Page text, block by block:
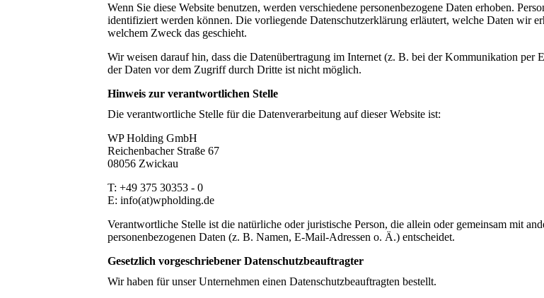
Wenn Sie diese Website benutzen, werden verschiedene personenbezogene Daten erhoben.
identifiziert werden können. Die vorliegende Datenschutzerklärung erläutert, welche Daten wir
welchem Zweck das geschieht.
Wir weisen darauf hin, dass die Datenübertragung im Internet (z. B. bei der Kommunikation
der Daten vor dem Zugriff durch Dritte ist nicht möglich.
Hinweis zur verantwortlichen Stelle
Die verantwortliche Stelle für die Datenverarbeitung auf dieser Website ist:
WP Holding GmbH
Reichenbacher Straße 67
08056 Zwickau
T: +49 375 30353 - 0
E: info(at)wpholding.de
Verantwortliche Stelle ist die natürliche oder juristische Person, die allein oder gemeinsam mit
personenbezogenen Daten (z. B. Namen, E-Mail-Adressen o. Ä.) entscheidet.
Gesetzlich vorgeschriebener Datenschutzbeauftragter
Wir haben für unser Unternehmen einen Datenschutzbeauftragten bestellt.